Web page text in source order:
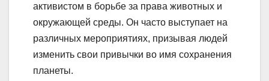
активистом в борьбе за права животных и
окружающей среды. Он часто выступает на
различных мероприятиях, призывая людей
изменить свои привычки во имя сохранения
планеты.